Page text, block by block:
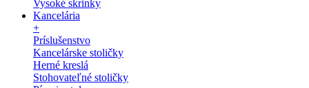
Vysoké skrinky
Kancelária
+
Príslušenstvo
Kancelárske stoličky
Herné kreslá
Stohovateľné stoličky